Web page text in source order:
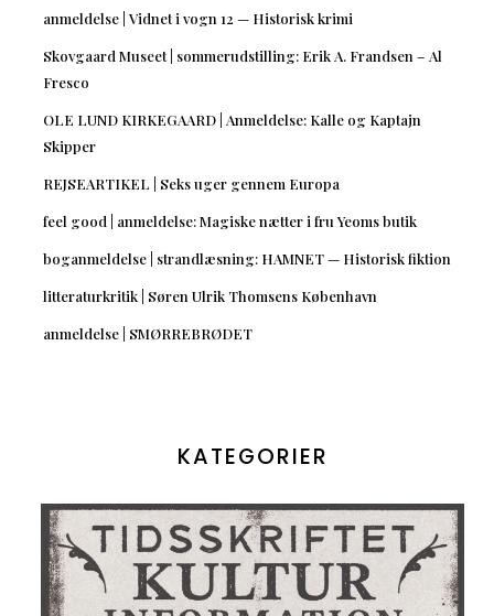
anmeldelse | Vidnet i vogn 12 — Historisk krimi
Skovgaard Museet | sommerudstilling: Erik A. Frandsen – Al
Fresco
OLE LUND KIRKEGAARD | Anmeldelse: Kalle og Kaptajn
Skipper
REJSEARTIKEL | Seks uger gennem Europa
feel good | anmeldelse: Magiske nætter i fru Yeoms butik
boganmeldelse | strandlæsning: HAMNET — Historisk fiktion
litteraturkritik | Søren Ulrik Thomsens København
anmeldelse | SMØRREBRØDET
KATEGORIER